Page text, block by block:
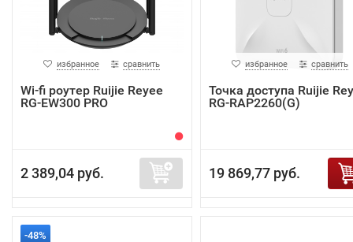
избранное сравнить
Wi-fi роутер Ruijie Reyee
RG-EW300 PRO
2 389,04 руб.
избранное сравнить
Точка доступа Ruijie
RG-RAP2260(G)
19 869,77 руб.
-48%